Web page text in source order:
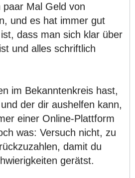
Mal Geld von
und es hat immer gut
dass man sich klar über
und alles schriftlich
im Bekanntenkreis hast,
der dir aushelfen kann,
einer Online-Plattform
was: Versuch nicht, zu
damit du
gerätst.